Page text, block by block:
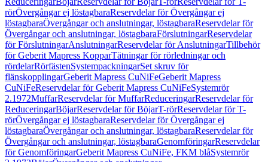
rörÖvergångar ej löstagbaraReservdelar för Övergångar ej
löstagbaraÖvergångar och anslutningar, löstagbaraReservdelar för
Övergångar och anslutningar, löstagbaraFörslutningarReservdelar
för FörslutningarAnslutningarReservdelar för AnslutningarTillbehör
för Geberit Mapress KopparTätningar för rörledningar och
rördelarRörfästenSystempackningarSet skruv för
flänskopplingarGeberit Mapress CuNiFeGeberit Mapress
CuNiFeReservdelar för Geberit Mapress CuNiFeSystemrör
2.1972MuffarReservdelar för MuffarReduceringarReservdelar för
ReduceringarBöjarReservdelar för BöjarT-rörReservdelar för T-
rörÖvergångar ej löstagbaraReservdelar för Övergångar ej
löstagbaraÖvergångar och anslutningar, löstagbaraReservdelar för
Övergångar och anslutningar, löstagbaraGenomföringarReservdelar
för GenomföringarGeberit Mapress CuNiFe, FKM blåSystemrör